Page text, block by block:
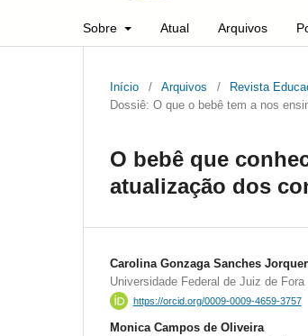
Sobre Atual Arquivos
Início / Arquivos / Revista
Dossiê: O que o bebê tem a nos
O bebê que
atualização dos
Carolina Gonzaga Sanches
Universidade Federal de Juiz de Fora
https://orcid.org/0009-0009-4659-3757
Monica Campos de Oliveira